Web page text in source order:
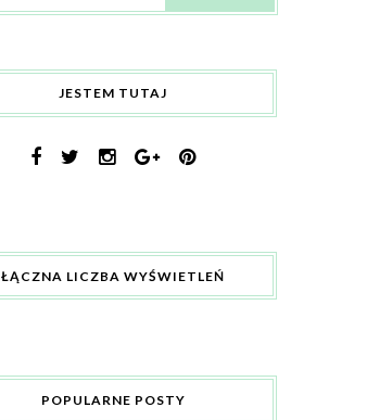
JESTEM TUTAJ
ŁĄCZNA LICZBA WYŚWIETLEŃ
POPULARNE POSTY